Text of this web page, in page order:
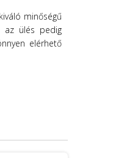
minőségű
az ülés pedig
elérhető